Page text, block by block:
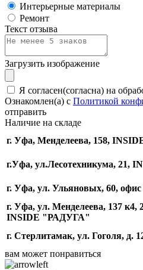
Интерьерные материалы
Ремонт
Текст отзыва
Загрузить изображение
Я согласен(согласна) на
Ознакомлен(а) с Политикой
отправить
Наличие на складе
г. Уфа, Менделеева, 158,
г.Уфа, ​ул.Лесотехникума, 21,
г. Уфа, ул. Ульяновых, 60, офис
г. Уфа, ул. Менделеева, 137 к4,
INSIDE "РАДУГА"
г. Стерлитамак, ул. Гоголя, д.
вам может понравиться